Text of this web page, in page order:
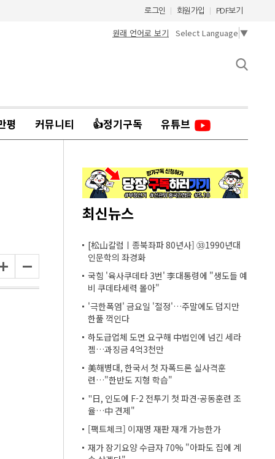
로그인 회원가입 PDF보기
원래 언어로 보기 Select Language ▼
평 커뮤니티 👍정기구독 유튜브
최신뉴스
[松山칼럼ㅣ종북좌파 80년사] ㉝1990년대
인문학의 좌경화
국힘 '육사쿠데타 3번' 李대통령에 "생도들 예
비 쿠데타세력 몰아"
'극한폭염' 금요일 '절정'…주말에도 덥지만
한풀 꺽인다
하도급업체 도면 요구해 中법인에 넘긴 세라
젬…과징금 4억3천만
美해병대, 한국서 첫 자폭드론 실사격훈
련…"한반도 지형 학습"
"日, 인도에 F-2 전투기 첫 파견·공동훈련 조
율…中 견제"
[팩트체크] 이재명 재판 재개 가능한가
재가 장기요양 수급자 70% "아파도 집에 계